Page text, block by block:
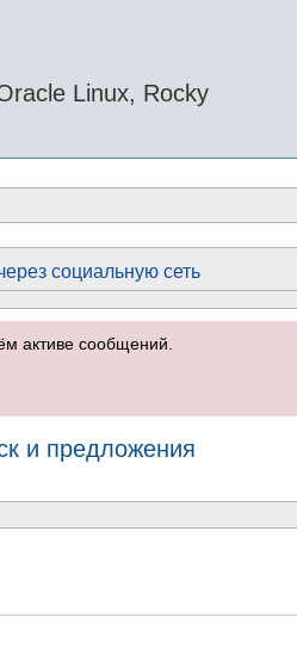
Linux, Rocky
социальную сеть
активе сообщений.
и предложения